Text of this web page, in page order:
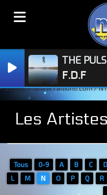
Radio NTI : www.radionti.com /
THE
F.D.F
Les
Tous 0-9 A B C D
L
M N O P Q R